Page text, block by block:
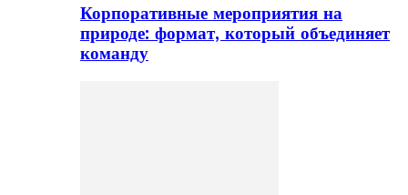
Корпоративные мероприятия на
природе: формат, который объединяет
команду